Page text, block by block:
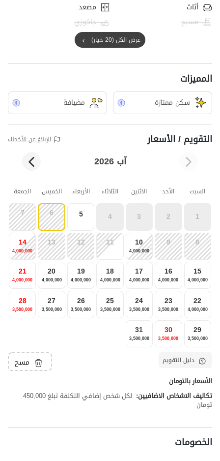
أثاث
مصعد
مسبح
جاكوزي
عرض الكل (20 خيار)
المميزات
سکن ممتازة مضيافة
التقويم / الأسعار الإبلاغ عن الأخطاء
آب 2026
السبت الأحد الاثنين الثلاثاء الأربعاء الخميس الجمعة
1
2
3
4
5
6
7
8
9
10
4,000,000
11
12
13
14
4,000,000
15
4,000,000
16
4,000,000
17
4,000,000
18
4,000,000
19
4,000,000
20
4,000,000
21
4,000,000
22
4,000,000
23
3,500,000
24
3,500,000
25
3,500,000
26
3,500,000
27
3,500,000
28
3,500,000
29
3,500,000
30
3,500,000
31
3,500,000
دليل التقويم مسح
الأسعار بالتومان
تكاليف الاشخاص الاضافيين:
لكل شخص إضافي التكلفة تبلغ 450,000
تومان
الخصومات